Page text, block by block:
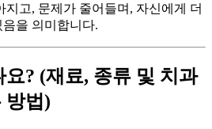
지고, 문제가 줄어들며, 자신에게 더
을 의미합니다.
? (재료, 종류 및 치과
방법)